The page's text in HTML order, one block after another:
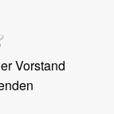
Vorstand